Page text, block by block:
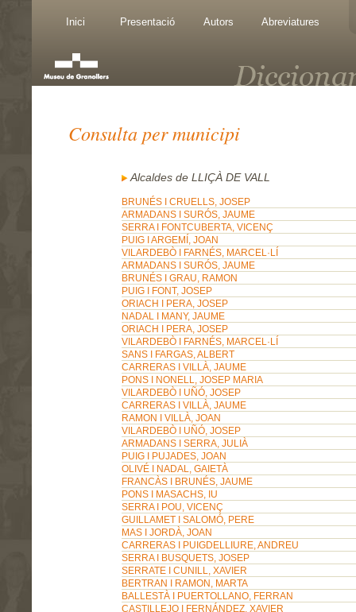
Inici Presentació Autors Abreviatures
Consulta per municipi
Alcaldes de LLIÇÀ DE VALL
BRUNÉS I CRUELLS, JOSEP
ARMADANS I SURÓS, JAUME
SERRA I FONTCUBERTA, VICENÇ
PUIG I ARGEMÍ, JOAN
VILARDEBÒ I FARNÉS, MARCEL·LÍ
ARMADANS I SURÓS, JAUME
BRUNÉS I GRAU, RAMON
PUIG I FONT, JOSEP
ORIACH I PERA, JOSEP
NADAL I MANY, JAUME
ORIACH I PERA, JOSEP
VILARDEBÒ I FARNÉS, MARCEL·LÍ
SANS I FARGAS, ALBERT
CARRERAS I VILLÀ, JAUME
PONS I NONELL, JOSEP MARIA
VILARDEBÒ I UÑÓ, JOSEP
CARRERAS I VILLÀ, JAUME
RAMON I VILLÀ, JOAN
VILARDEBÒ I UÑÓ, JOSEP
ARMADANS I SERRA, JULIÀ
PUIG I PUJADES, JOAN
OLIVÉ I NADAL, GAIETÀ
FRANCÀS I BRUNÉS, JAUME
PONS I MASACHS, IU
SERRA I POU, VICENÇ
GUILLAMET I SALOMÓ, PERE
MAS I JORDÀ, JOAN
CARRERAS I PUIGDELLIURE, ANDREU
SERRA I BUSQUETS, JOSEP
SERRATE I CUNILL, XAVIER
BERTRAN I RAMON, MARTA
BALLESTÀ I PUERTOLLANO, FERRAN
CASTILLEJO I FERNÁNDEZ, XAVIER